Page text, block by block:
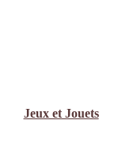
Jeux et Jouets